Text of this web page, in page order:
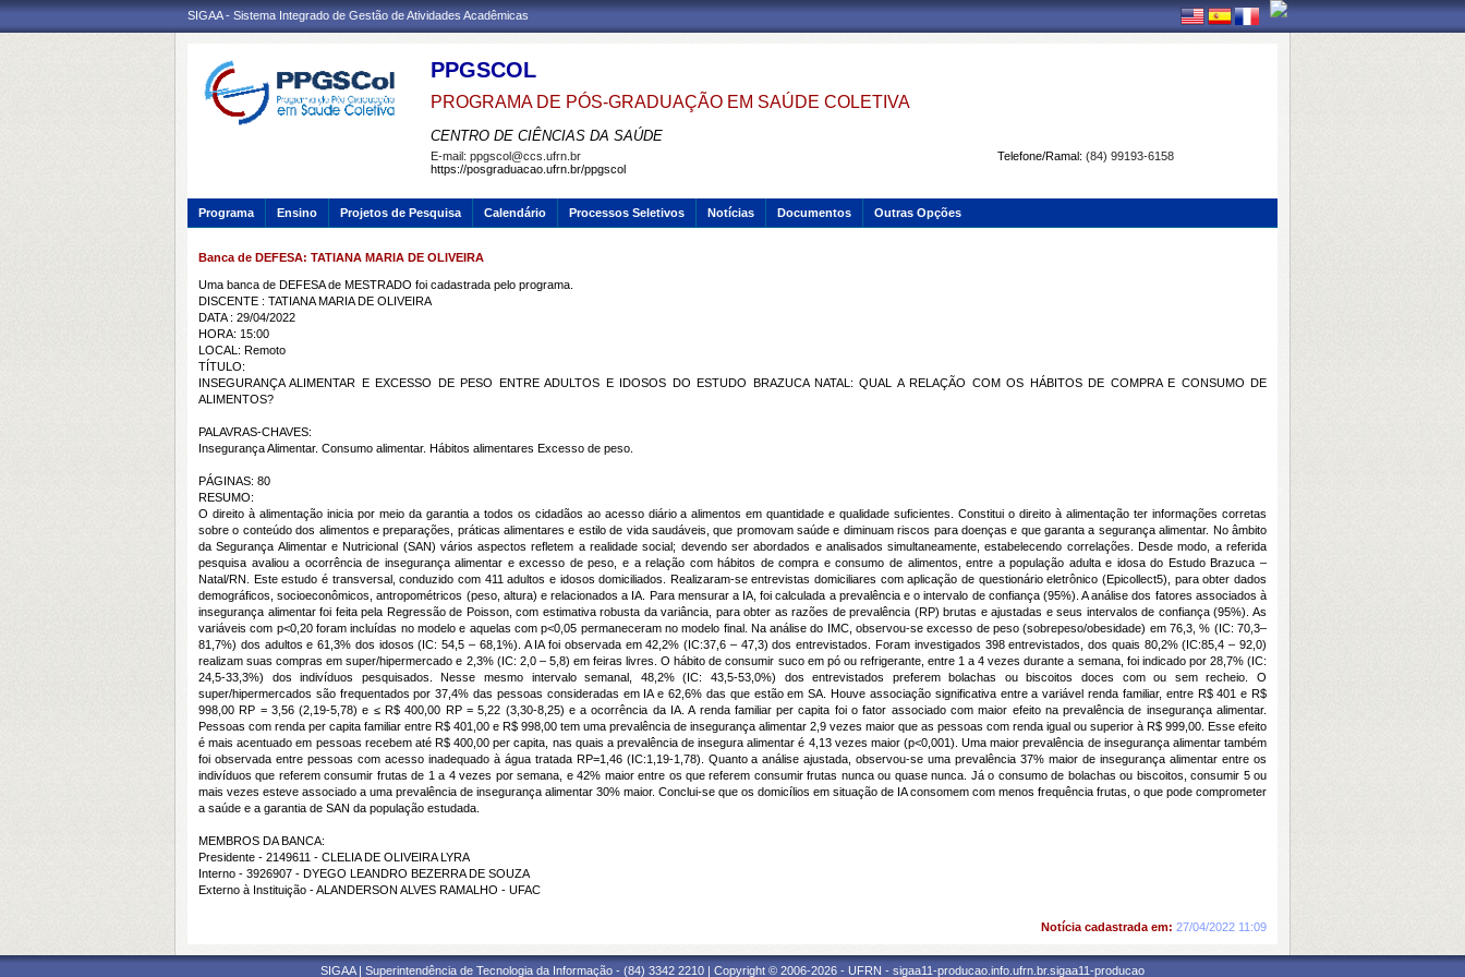
SIGAA - Sistema Integrado de Gestão de Atividades Acadêmicas
PPGSCOL
PROGRAMA DE PÓS-GRADUAÇÃO EM SAÚDE COLETIVA
CENTRO DE CIÊNCIAS DA SAÚDE
Telefone/Ramal: (84) 99193-6158
E-mail: ppgscol@ccs.ufrn.br
https://posgraduacao.ufrn.br/ppgscol
Programa Ensino Projetos de Pesquisa Calendário Processos Seletivos Notícias Documentos Outras Opções
Banca de DEFESA: TATIANA MARIA DE OLIVEIRA
Uma banca de DEFESA de MESTRADO foi cadastrada pelo programa.
DISCENTE : TATIANA MARIA DE OLIVEIRA
DATA : 29/04/2022
HORA: 15:00
LOCAL: Remoto
TÍTULO:
INSEGURANÇA ALIMENTAR E EXCESSO DE PESO ENTRE ADULTOS E IDOSOS DO ESTUDO BRAZUCA NATAL: QUAL A RELAÇÃO COM OS HÁBITOS DE COMPRA E CONSUMO DE
ALIMENTOS?
PALAVRAS-CHAVES:
Insegurança Alimentar. Consumo alimentar. Hábitos alimentares Excesso de peso.
PÁGINAS: 80
RESUMO:
O direito à alimentação inicia por meio da garantia a todos os cidadãos ao acesso diário a alimentos em quantidade e qualidade suficientes. Constitui o direito à alimentação ter informações corretas
sobre o conteúdo dos alimentos e preparações, práticas alimentares e estilo de vida saudáveis, que promovam saúde e diminuam riscos para doenças e que garanta a segurança alimentar. No âmbito
da Segurança Alimentar e Nutricional (SAN) vários aspectos refletem a realidade social; devendo ser abordados e analisados simultaneamente, estabelecendo correlações. Desde modo, a referida
pesquisa avaliou a ocorrência de insegurança alimentar e excesso de peso, e a relação com hábitos de compra e consumo de alimentos, entre a população adulta e idosa do Estudo Brazuca –
Natal/RN. Este estudo é transversal, conduzido com 411 adultos e idosos domiciliados. Realizaram-se entrevistas domiciliares com aplicação de questionário eletrônico (Epicollect5), para obter dados
demográficos, socioeconômicos, antropométricos (peso, altura) e relacionados a IA. Para mensurar a IA, foi calculada a prevalência e o intervalo de confiança (95%). A análise dos fatores associados à
insegurança alimentar foi feita pela Regressão de Poisson, com estimativa robusta da variância, para obter as razões de prevalência (RP) brutas e ajustadas e seus intervalos de confiança (95%). As
variáveis com p<0,20 foram incluídas no modelo e aquelas com p<0,05 permaneceram no modelo final. Na análise do IMC, observou-se excesso de peso (sobrepeso/obesidade) em 76,3, % (IC: 70,3–
81,7%) dos adultos e 61,3% dos idosos (IC: 54,5 – 68,1%). A IA foi observada em 42,2% (IC:37,6 – 47,3) dos entrevistados. Foram investigados 398 entrevistados, dos quais 80,2% (IC:85,4 – 92,0)
realizam suas compras em super/hipermercado e 2,3% (IC: 2,0 – 5,8) em feiras livres. O hábito de consumir suco em pó ou refrigerante, entre 1 a 4 vezes durante a semana, foi indicado por 28,7% (IC:
24,5-33,3%) dos indivíduos pesquisados. Nesse mesmo intervalo semanal, 48,2% (IC: 43,5-53,0%) dos entrevistados preferem bolachas ou biscoitos doces com ou sem recheio. O
super/hipermercados são frequentados por 37,4% das pessoas consideradas em IA e 62,6% das que estão em SA. Houve associação significativa entre a variável renda familiar, entre R$ 401 e R$
998,00 RP = 3,56 (2,19-5,78) e ≤ R$ 400,00 RP = 5,22 (3,30-8,25) e a ocorrência da IA. A renda familiar per capita foi o fator associado com maior efeito na prevalência de insegurança alimentar.
Pessoas com renda per capita familiar entre R$ 401,00 e R$ 998,00 tem uma prevalência de insegurança alimentar 2,9 vezes maior que as pessoas com renda igual ou superior à R$ 999,00. Esse efeito
é mais acentuado em pessoas recebem até R$ 400,00 per capita, nas quais a prevalência de insegura alimentar é 4,13 vezes maior (p<0,001). Uma maior prevalência de insegurança alimentar também
foi observada entre pessoas com acesso inadequado à água tratada RP=1,46 (IC:1,19-1,78). Quanto a análise ajustada, observou-se uma prevalência 37% maior de insegurança alimentar entre os
indivíduos que referem consumir frutas de 1 a 4 vezes por semana, e 42% maior entre os que referem consumir frutas nunca ou quase nunca. Já o consumo de bolachas ou biscoitos, consumir 5 ou
mais vezes esteve associado a uma prevalência de insegurança alimentar 30% maior. Conclui-se que os domicílios em situação de IA consomem com menos frequência frutas, o que pode comprometer
a saúde e a garantia de SAN da população estudada.
MEMBROS DA BANCA:
Presidente - 2149611 - CLELIA DE OLIVEIRA LYRA
Interno - 3926907 - DYEGO LEANDRO BEZERRA DE SOUZA
Externo à Instituição - ALANDERSON ALVES RAMALHO - UFAC
Notícia cadastrada em: 27/04/2022 11:09
SIGAA | Superintendência de Tecnologia da Informação - (84) 3342 2210 | Copyright © 2006-2026 - UFRN - sigaa11-producao.info.ufrn.br.sigaa11-producao